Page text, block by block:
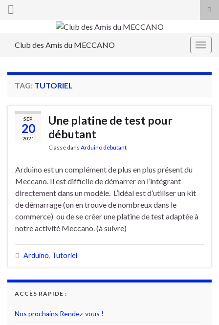
Search for:
Club des Amis du MECCANO
TAG: TUTORIEL
SEP
20
2021
Une platine de test pour
débutant
Classé dans Arduino débutant
Arduino est un complément de plus en plus présent du
Meccano. Il est difficile de démarrer en l’intégrant
directement dans un modèle. L’idéal est d’utiliser un kit
de démarrage (on en trouve de nombreux dans le
commerce) ou de se créer une platine de test adaptée à
notre activité Meccano. (à suivre)
Arduino, Tutoriel
ACCÈS RAPIDE :
Nos prochains Rendez-vous !